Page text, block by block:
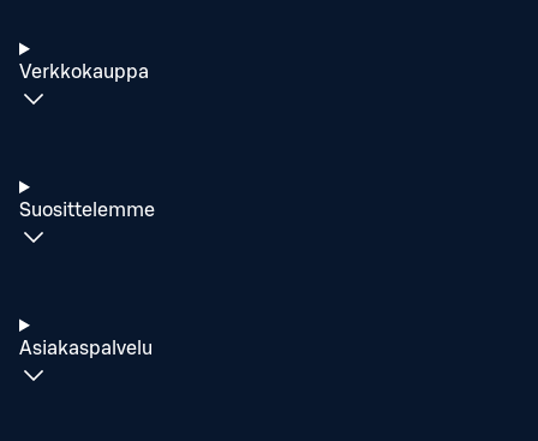
Verkkokauppa
Suosittelemme
Asiakaspalvelu